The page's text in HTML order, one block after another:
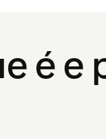
é e